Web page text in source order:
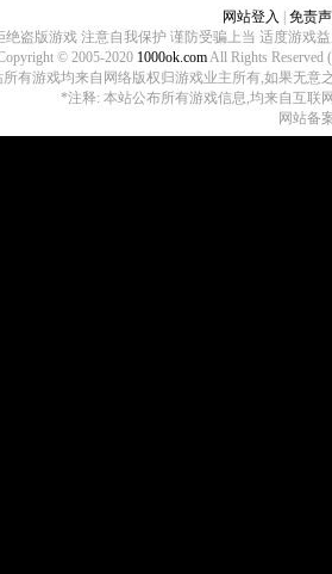
网站登入
免责
绝盗版游戏 注意自我保护 谨防受骗上当 适度游戏
© 2005-2020 1000ok.comAll Rights
所有游戏均来自网络版权归游戏业主所有,如果无意
*注释: 本站公布所有游戏信息,均来自互联
网站备